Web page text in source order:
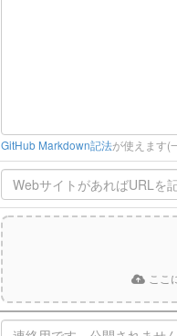
GitHub Markdown記法が使えます(
ここ